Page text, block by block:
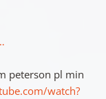
peterson pl min
watch?